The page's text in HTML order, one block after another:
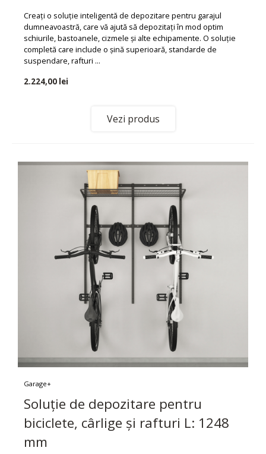
Creați o soluție inteligentă de depozitare pentru garajul
dumneavoastră, care vă ajută să depozitați în mod optim
schiurile, bastoanele, cizmele și alte echipamente. O soluție
completă care include o șină superioară, standarde de
suspendare, rafturi ...
2.224,00 lei
Vezi produs
Garage+
Soluție de depozitare pentru
biciclete, cârlige și rafturi L: 1248
mm